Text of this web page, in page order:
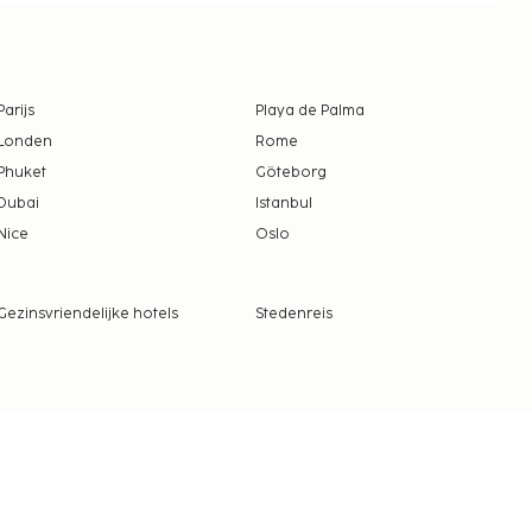
Playa de Palma
Rome
Göteborg
Istanbul
Oslo
hotels
Stedenreis